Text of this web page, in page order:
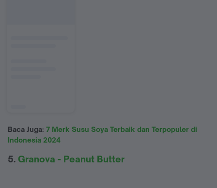
Baca Juga: 7 Merk Susu Soya Terbaik dan Terpopuler di
Indonesia 2024
5. Granova - Peanut Butter